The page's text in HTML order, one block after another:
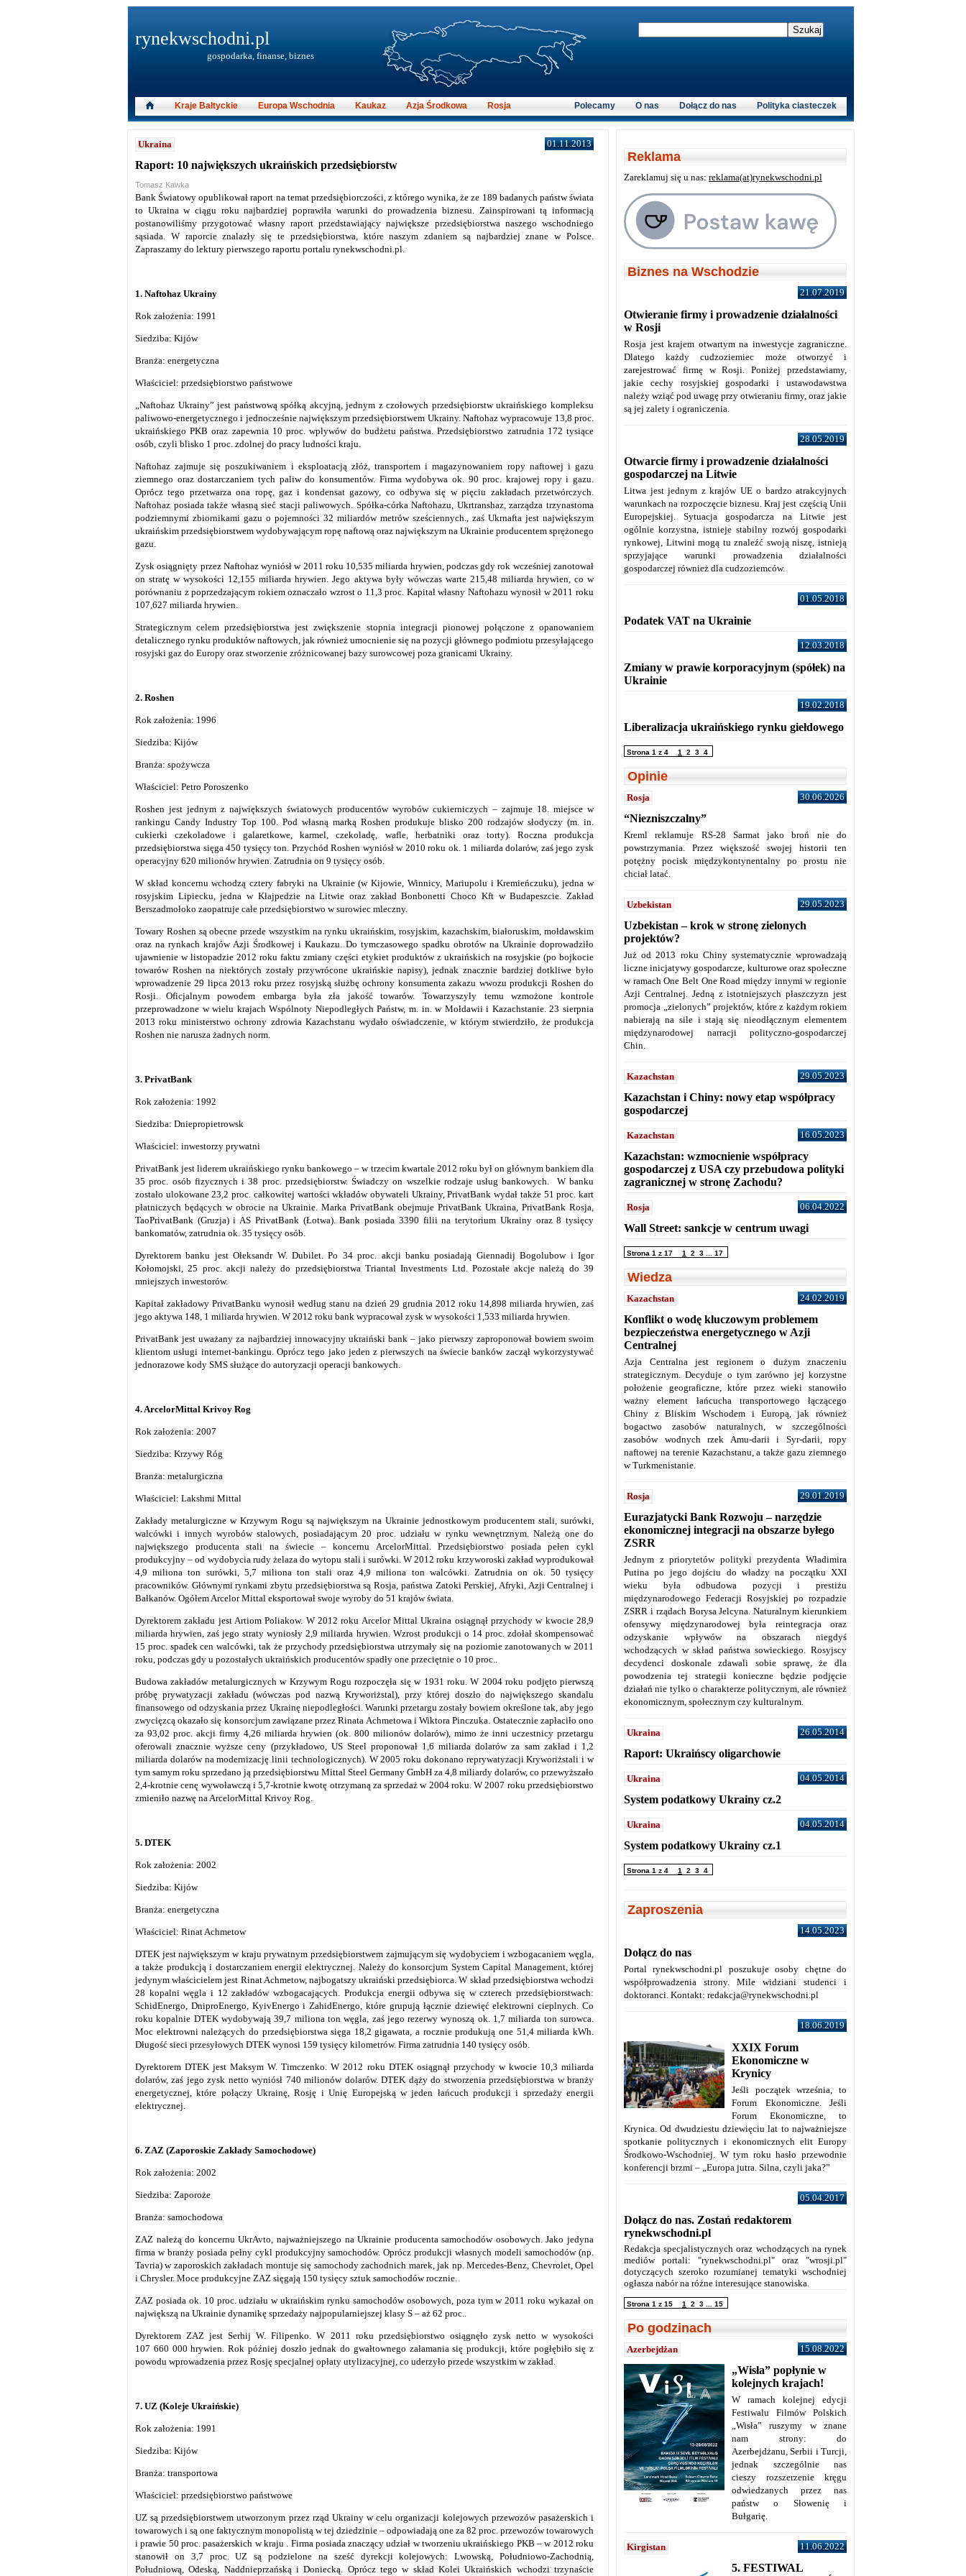
Ukraina 01.11.2013
Raport: 10 największych ukraińskich przedsiębiorstw
Tomasz Kawka
Bank Światowy opublikował raport na temat przedsiębiorczości, z którego wynika, że ze 189 badanych państw świata
to Ukraina w ciągu roku najbardziej poprawiła warunki do prowadzenia biznesu. Zainspirowani tą informacją
postanowiliśmy przygotować własny raport przedstawiający największe przedsiębiorstwa naszego wschodniego
sąsiada. W raporcie znalazły się te przedsiębiorstwa, które naszym zdaniem są najbardziej znane w Polsce.
Zapraszamy do lektury pierwszego raportu portalu rynekwschodni.pl.
1. Naftohaz Ukrainy
Rok założenia: 1991
Siedziba: Kijów
Branża: energetyczna
Właściciel: przedsiębiorstwo państwowe
„Naftohaz Ukrainy” jest państwową spółką akcyjną, jednym z czołowych przedsiębiorstw ukraińskiego kompleksu
paliwowo-energetycznego i jednocześnie największym przedsiębiorstwem Ukrainy. Naftohaz wypracowuje 13,8 proc.
ukraińskiego PKB oraz zapewnia 10 proc. wpływów do budżetu państwa. Przedsiębiorstwo zatrudnia 172 tysiące
osób, czyli blisko 1 proc. zdolnej do pracy ludności kraju.
Naftohaz zajmuje się poszukiwaniem i eksploatacją złóż, transportem i magazynowaniem ropy naftowej i gazu
ziemnego oraz dostarczaniem tych paliw do konsumentów. Firma wydobywa ok. 90 proc. krajowej ropy i gazu.
Oprócz tego przetwarza ona ropę, gaz i kondensat gazowy, co odbywa się w pięciu zakładach przetwórczych.
Naftohaz posiada także własną sieć stacji paliwowych. Spółka-córka Naftohazu, Ukrtranshaz, zarządza trzynastoma
podziemnymi zbiornikami gazu o pojemności 32 miliardów metrów sześciennych., zaś Ukrnafta jest największym
ukraińskim przedsiębiorstwem wydobywającym ropę naftową oraz największym na Ukrainie producentem sprężonego
gazu.
Zysk osiągnięty przez Naftohaz wyniósł w 2011 roku 10,535 miliarda hrywien, podczas gdy rok wcześniej zanotował
on stratę w wysokości 12,155 miliarda hrywien. Jego aktywa były wówczas warte 215,48 miliarda hrywien, co w
porównaniu z poprzedzającym rokiem oznaczało wzrost o 11,3 proc. Kapitał własny Naftohazu wynosił w 2011 roku
107,627 miliarda hrywien.
Strategicznym celem przedsiębiorstwa jest zwiększenie stopnia integracji pionowej połączone z opanowaniem
detalicznego rynku produktów naftowych, jak również umocnienie się na pozycji głównego podmiotu przesyłającego
rosyjski gaz do Europy oraz stworzenie zróżnicowanej bazy surowcowej poza granicami Ukrainy.
2. Roshen
Rok założenia: 1996
Siedziba: Kijów
Branża: spożywcza
Właściciel: Petro Poroszenko
Roshen jest jednym z największych światowych producentów wyrobów cukierniczych – zajmuje 18. miejsce w
rankingu Candy Industry Top 100. Pod własną marką Roshen produkuje blisko 200 rodzajów słodyczy (m. in.
cukierki czekoladowe i galaretkowe, karmel, czekoladę, wafle, herbatniki oraz torty). Roczna produkcja
przedsiębiorstwa sięga 450 tysięcy ton. Przychód Roshen wyniósł w 2010 roku ok. 1 miliarda dolarów, zaś jego zysk
operacyjny 620 milionów hrywien. Zatrudnia on 9 tysięcy osób.
W skład koncernu wchodzą cztery fabryki na Ukrainie (w Kijowie, Winnicy, Mariupolu i Kremieńczuku), jedna w
rosyjskim Lipiecku, jedna w Kłajpedzie na Litwie oraz zakład Bonbonetti Choco Kft w Budapeszcie. Zakład
Berszadmołoko zaopatruje całe przedsiębiorstwo w surowiec mleczny.
Towary Roshen są obecne przede wszystkim na rynku ukraińskim, rosyjskim, kazachskim, białoruskim, mołdawskim
oraz na rynkach krajów Azji Środkowej i Kaukazu. Do tymczasowego spadku obrotów na Ukrainie doprowadziło
ujawnienie w listopadzie 2012 roku faktu zmiany części etykiet produktów z ukraińskich na rosyjskie (po bojkocie
towarów Roshen na niektórych zostały przywrócone ukraińskie napisy), jednak znacznie bardziej dotkliwe było
wprowadzenie 29 lipca 2013 roku przez rosyjską służbę ochrony konsumenta zakazu wwozu produkcji Roshen do
Rosji. Oficjalnym powodem embarga była zła jakość towarów. Towarzyszyły temu wzmożone kontrole
przeprowadzone w wielu krajach Wspólnoty Niepodległych Państw, m. in. w Mołdawii i Kazachstanie. 23 sierpnia
2013 roku ministerstwo ochrony zdrowia Kazachstanu wydało oświadczenie, w którym stwierdziło, że produkcja
Roshen nie narusza żadnych norm.
3. PrivatBank
Rok założenia: 1992
Siedziba: Dniepropietrowsk
Właściciel: inwestorzy prywatni
PrivatBank jest liderem ukraińskiego rynku bankowego – w trzecim kwartale 2012 roku był on głównym bankiem dla
35 proc. osób fizycznych i 38 proc. przedsiębiorstw. Świadczy on wszelkie rodzaje usług bankowych. W banku
zostało ulokowane 23,2 proc. całkowitej wartości wkładów obywateli Ukrainy, PrivatBank wydał także 51 proc. kart
płatniczych będących w obrocie na Ukrainie. Marka PrivatBank obejmuje PrivatBank Ukraina, PrivatBank Rosja,
TaoPrivatBank (Gruzja) i AS PrivatBank (Łotwa). Bank posiada 3390 filii na terytorium Ukrainy oraz 8 tysięcy
bankomatów, zatrudnia ok. 35 tysięcy osób.
Dyrektorem banku jest Ołeksandr W. Dubilet. Po 34 proc. akcji banku posiadają Giennadij Bogolubow i Igor
Kołomojski, 25 proc. akcji należy do przedsiębiorstwa Triantal Investments Ltd. Pozostałe akcje należą do 39
mniejszych inwestorów.
Kapitał zakładowy PrivatBanku wynosił według stanu na dzień 29 grudnia 2012 roku 14,898 miliarda hrywien, zaś
jego aktywa 148, 1 miliarda hrywien. W 2012 roku bank wypracował zysk w wysokości 1,533 miliarda hrywien.
PrivatBank jest uważany za najbardziej innowacyjny ukraiński bank – jako pierwszy zaproponował bowiem swoim
klientom usługi internet-bankingu. Oprócz tego jako jeden z pierwszych na świecie banków zaczął wykorzystywać
jednorazowe kody SMS służące do autoryzacji operacji bankowych.
4. ArcelorMittal Krivoy Rog
Rok założenia: 2007
Siedziba: Krzywy Róg
Branża: metalurgiczna
Właściciel: Lakshmi Mittal
Zakłady metalurgiczne w Krzywym Rogu są największym na Ukrainie jednostkowym producentem stali, surówki,
walcówki i innych wyrobów stalowych, posiadającym 20 proc. udziału w rynku wewnętrznym. Należą one do
największego producenta stali na świecie – koncernu ArcelorMittal. Przedsiębiorstwo posiada pełen cykl
produkcyjny – od wydobycia rudy żelaza do wytopu stali i surówki. W 2012 roku krzyworoski zakład wyprodukował
4,9 miliona ton surówki, 5,7 miliona ton stali oraz 4,9 miliona ton walcówki. Zatrudnia on ok. 50 tysięcy
pracowników. Głównymi rynkami zbytu przedsiębiorstwa są Rosja, państwa Zatoki Perskiej, Afryki, Azji Centralnej i
Bałkanów. Ogółem Arcelor Mittal eksportował swoje wyroby do 51 krajów świata.
Dyrektorem zakładu jest Artiom Poliakow. W 2012 roku Arcelor Mittal Ukraina osiągnął przychody w kwocie 28,9
miliarda hrywien, zaś jego straty wyniosły 2,9 miliarda hrywien. Wzrost produkcji o 14 proc. zdołał skompensować
15 proc. spadek cen walcówki, tak że przychody przedsiębiorstwa utrzymały się na poziomie zanotowanych w 2011
roku, podczas gdy u pozostałych ukraińskich producentów spadły one przeciętnie o 10 proc..
Budowa zakładów metalurgicznych w Krzywym Rogu rozpoczęła się w 1931 roku. W 2004 roku podjęto pierwszą
próbę prywatyzacji zakładu (wówczas pod nazwą Kryworiżstal), przy której doszło do największego skandalu
finansowego od odzyskania przez Ukrainę niepodległości. Warunki przetargu zostały bowiem określone tak, aby jego
zwycięzcą okazało się konsorcjum zawiązane przez Rinata Achmetowa i Wiktora Pinczuka. Ostatecznie zapłaciło ono
za 93,02 proc. akcji firmy 4,26 miliarda hrywien (ok. 800 milionów dolarów), mimo że inni uczestnicy przetargu
oferowali znacznie wyższe ceny (przykładowo, US Steel proponował 1,6 miliarda dolarów za sam zakład i 1,2
miliarda dolarów na modernizację linii technologicznych). W 2005 roku dokonano reprywatyzacji Kryworiżstali i w
tym samym roku sprzedano ją przedsiębiorstwu Mittal Steel Germany GmbH za 4,8 miliardy dolarów, co przewyższało
2,4-krotnie cenę wywoławczą i 5,7-krotnie kwotę otrzymaną za sprzedaż w 2004 roku. W 2007 roku przedsiębiorstwo
zmieniło nazwę na ArcelorMittal Krivoy Rog.
5. DTEK
Rok założenia: 2002
Siedziba: Kijów
Branża: energetyczna
Właściciel: Rinat Achmetow
DTEK jest największym w kraju prywatnym przedsiębiorstwem zajmującym się wydobyciem i wzbogacaniem węgla,
a także produkcją i dostarczaniem energii elektrycznej. Należy do konsorcjum System Capital Management, której
jedynym właścicielem jest Rinat Achmetow, najbogatszy ukraiński przedsiębiorca. W skład przedsiębiorstwa wchodzi
28 kopalni węgla i 12 zakładów wzbogacających. Produkcja energii odbywa się w czterech przedsiębiorstwach:
SchidEnergo, DniproEnergo, KyivEnergo i ZahidEnergo, które grupują łącznie dziewięć elektrowni cieplnych. Co
roku kopalnie DTEK wydobywają 39,7 miliona ton węgla, zaś jego rezerwy wynoszą ok. 1,7 miliarda ton surowca.
Moc elektrowni należących do przedsiębiorstwa sięga 18,2 gigawata, a rocznie produkują one 51,4 miliarda kWh.
Długość sieci przesyłowych DTEK wynosi 159 tysięcy kilometrów. Firma zatrudnia 140 tysięcy osób.
Dyrektorem DTEK jest Maksym W. Timczenko. W 2012 roku DTEK osiągnął przychody w kwocie 10,3 miliarda
dolarów, zaś jego zysk netto wyniósł 740 milionów dolarów. DTEK dąży do stworzenia przedsiębiorstwa w branży
energetycznej, które połączy Ukrainę, Rosję i Unię Europejską w jeden łańcuch produkcji i sprzedaży energii
elektrycznej.
6. ZAZ (Zaporoskie Zakłady Samochodowe)
Rok założenia: 2002
Siedziba: Zaporoże
Branża: samochodowa
ZAZ należą do koncernu UkrAvto, najważniejszego na Ukrainie producenta samochodów osobowych. Jako jedyna
firma w branży posiada pełny cykl produkcyjny samochodów. Oprócz produkcji własnych modeli samochodów (np.
Tavria) w zaporoskich zakładach montuje się samochody zachodnich marek, jak np. Mercedes-Benz, Chevrolet, Opel
i Chrysler. Moce produkcyjne ZAZ sięgają 150 tysięcy sztuk samochodów rocznie.
ZAZ posiada ok. 10 proc. udziału w ukraińskim rynku samochodów osobowych, poza tym w 2011 roku wykazał on
największą na Ukrainie dynamikę sprzedaży najpopularniejszej klasy S – aż 62 proc..
Dyrektorem ZAZ jest Serhij W. Filipenko. W 2011 roku przedsiębiorstwo osiągnęło zysk netto w wysokości
107 660 000 hrywien. Rok później doszło jednak do gwałtownego załamania się produkcji, które pogłębiło się z
powodu wprowadzenia przez Rosję specjalnej opłaty utylizacyjnej, co uderzyło przede wszystkim w zakład.
7. UZ (Koleje Ukraińskie)
Rok założenia: 1991
Siedziba: Kijów
Branża: transportowa
Właściciel: przedsiębiorstwo państwowe
UZ są przedsiębiorstwem utworzonym przez rząd Ukrainy w celu organizacji kolejowych przewozów pasażerskich i
towarowych i są one faktycznym monopolistą w tej dziedzinie – odpowiadają one za 82 proc. przewozów towarowych
i prawie 50 proc. pasażerskich w kraju . Firma posiada znaczący udział w tworzeniu ukraińskiego PKB – w 2012 roku
stanowił on 3,7 proc. UZ są podzielone na sześć dyrekcji kolejowych: Lwowską, Południowo-Zachodnią,
Południową, Odeską, Naddnieprzańską i Doniecką. Oprócz tego w skład Kolei Ukraińskich wchodzi trzynaście
rynekwschodni.pl
gospodarka, finanse, biznes
Kraje Bałtyckie Europa Wschodnia Kaukaz Azja Środkowa Rosja Polityka ciasteczek
Dołącz do nas
O nas
Polecamy
Reklama
Zareklamuj się u nas: reklama(at)rynekwschodni.pl
Biznes na Wschodzie
21.07.2019
Otwieranie firmy i prowadzenie działalności
w Rosji
Rosja jest krajem otwartym na inwestycje zagraniczne.
Dlatego każdy cudzoziemiec może otworzyć i
zarejestrować firmę w Rosji. Poniżej przedstawiamy,
jakie cechy rosyjskiej gospodarki i ustawodawstwa
należy wziąć pod uwagę przy otwieraniu firmy, oraz jakie
są jej zalety i ograniczenia.
28.05.2019
Otwarcie firmy i prowadzenie działalności
gospodarczej na Litwie
Litwa jest jednym z krajów UE o bardzo atrakcyjnych
warunkach na rozpoczęcie biznesu. Kraj jest częścią Unii
Europejskiej. Sytuacja gospodarcza na Litwie jest
ogólnie korzystna, istnieje stabilny rozwój gospodarki
rynkowej, Litwini mogą tu znaleźć swoją niszę, istnieją
sprzyjające warunki prowadzenia działalności
gospodarczej również dla cudzoziemców.
01.05.2018
Podatek VAT na Ukrainie
12.03.2018
Zmiany w prawie korporacyjnym (spółek) na
Ukrainie
19.02.2018
Liberalizacja ukraińskiego rynku giełdowego
Strona 1 z 4 1 2 3 4
Opinie
Rosja 30.06.2026
“Niezniszczalny”
Kreml reklamuje RS-28 Sarmat jako broń nie do
powstrzymania. Przez większość swojej historii ten
potężny pocisk międzykontynentalny po prostu nie
chciał latać.
Uzbekistan 29.05.2023
Uzbekistan – krok w stronę zielonych
projektów?
Już od 2013 roku Chiny systematycznie wprowadzają
liczne inicjatywy gospodarcze, kulturowe oraz społeczne
w ramach One Belt One Road między innymi w regionie
Azji Centralnej. Jedną z istotniejszych płaszczyzn jest
promocja „zielonych” projektów, które z każdym rokiem
nabierają na sile i stają się nieodłącznym elementem
międzynarodowej narracji polityczno-gospodarczej
Chin.
Kazachstan 29.05.2023
Kazachstan i Chiny: nowy etap współpracy
gospodarczej
Kazachstan 16.05.2023
Kazachstan: wzmocnienie współpracy
gospodarczej z USA czy przebudowa polityki
zagranicznej w stronę Zachodu?
Rosja 06.04.2022
Wall Street: sankcje w centrum uwagi
Strona 1 z 17 1 2 3 17
Wiedza
Kazachstan 24.02.2019
Konflikt o wodę kluczowym problemem
bezpieczeństwa energetycznego w Azji
Centralnej
Azja Centralna jest regionem o dużym znaczeniu
strategicznym. Decyduje o tym zarówno jej korzystne
położenie geograficzne, które przez wieki stanowiło
ważny element łańcucha transportowego łączącego
Chiny z Bliskim Wschodem i Europą, jak również
bogactwo zasobów naturalnych, w szczególności
zasobów wodnych rzek Amu-darii i Syr-darii, ropy
naftowej na terenie Kazachstanu, a także gazu ziemnego
w Turkmenistanie.
Rosja 29.01.2019
Eurazjatycki Bank Rozwoju – narzędzie
ekonomicznej integracji na obszarze byłego
ZSRR
Jednym z priorytetów polityki prezydenta Władimira
Putina po jego dojściu do władzy na początku XXI
wieku była odbudowa pozycji i prestiżu
międzynarodowego Federacji Rosyjskiej po rozpadzie
ZSRR i rządach Borysa Jelcyna. Naturalnym kierunkiem
ofensywy międzynarodowej była reintegracja oraz
odzyskanie wpływów na obszarach niegdyś
wchodzących w skład państwa sowieckiego. Rosyjscy
decydenci doskonale zdawali sobie sprawę, że dla
powodzenia tej strategii konieczne będzie podjęcie
działań nie tylko o charakterze politycznym, ale również
ekonomicznym, społecznym czy kulturalnym.
Ukraina 26.05.2014
Raport: Ukraińscy oligarchowie
Ukraina 04.05.2014
System podatkowy Ukrainy cz.2
Ukraina 04.05.2014
System podatkowy Ukrainy cz.1
Strona 1 z 4 1 2 3 4
Zaproszenia
14.05.2023
Dołącz do nas
Portal rynekwschodni.pl poszukuje osoby chętne do
współprowadzenia strony. Mile widziani studenci i
doktoranci. Kontakt: redakcja@rynekwschodni.pl
18.06.2019
XXIX Forum
Ekonomiczne w
Krynicy
Jeśli początek września, to
Forum Ekonomiczne. Jeśli
Forum Ekonomiczne, to
Krynica. Od dwudziestu dziewięciu lat to najważniejsze
spotkanie politycznych i ekonomicznych elit Europy
Środkowo-Wschodniej. W tym roku hasło przewodnie
konferencji brzmi – „Europa jutra. Silna, czyli jaka?”
05.04.2017
Dołącz do nas. Zostań redaktorem
rynekwschodni.pl
Redakcja specjalistycznych oraz wchodzących na rynek
mediów portali: "rynekwschodni.pl" oraz "wrosji.pl"
dotyczących szeroko rozumianej tematyki wschodniej
ogłasza nabór na różne interesujące stanowiska.
Strona 1 z 15 1 2 3 15
Po godzinach
Azerbejdżan 15.08.2022
„Wisła” popłynie w
kolejnych krajach!
W ramach kolejnej edycji
Festiwalu Filmów Polskich
„Wisła” ruszymy w znane
nam strony: do
Azerbejdżanu, Serbii i Turcji,
jednak szczególnie nas
cieszy rozszerzenie kręgu
odwiedzanych przez nas
państw o Słowenię i
Bułgarię.
Kirgistan 11.06.2022
5. FESTIWAL